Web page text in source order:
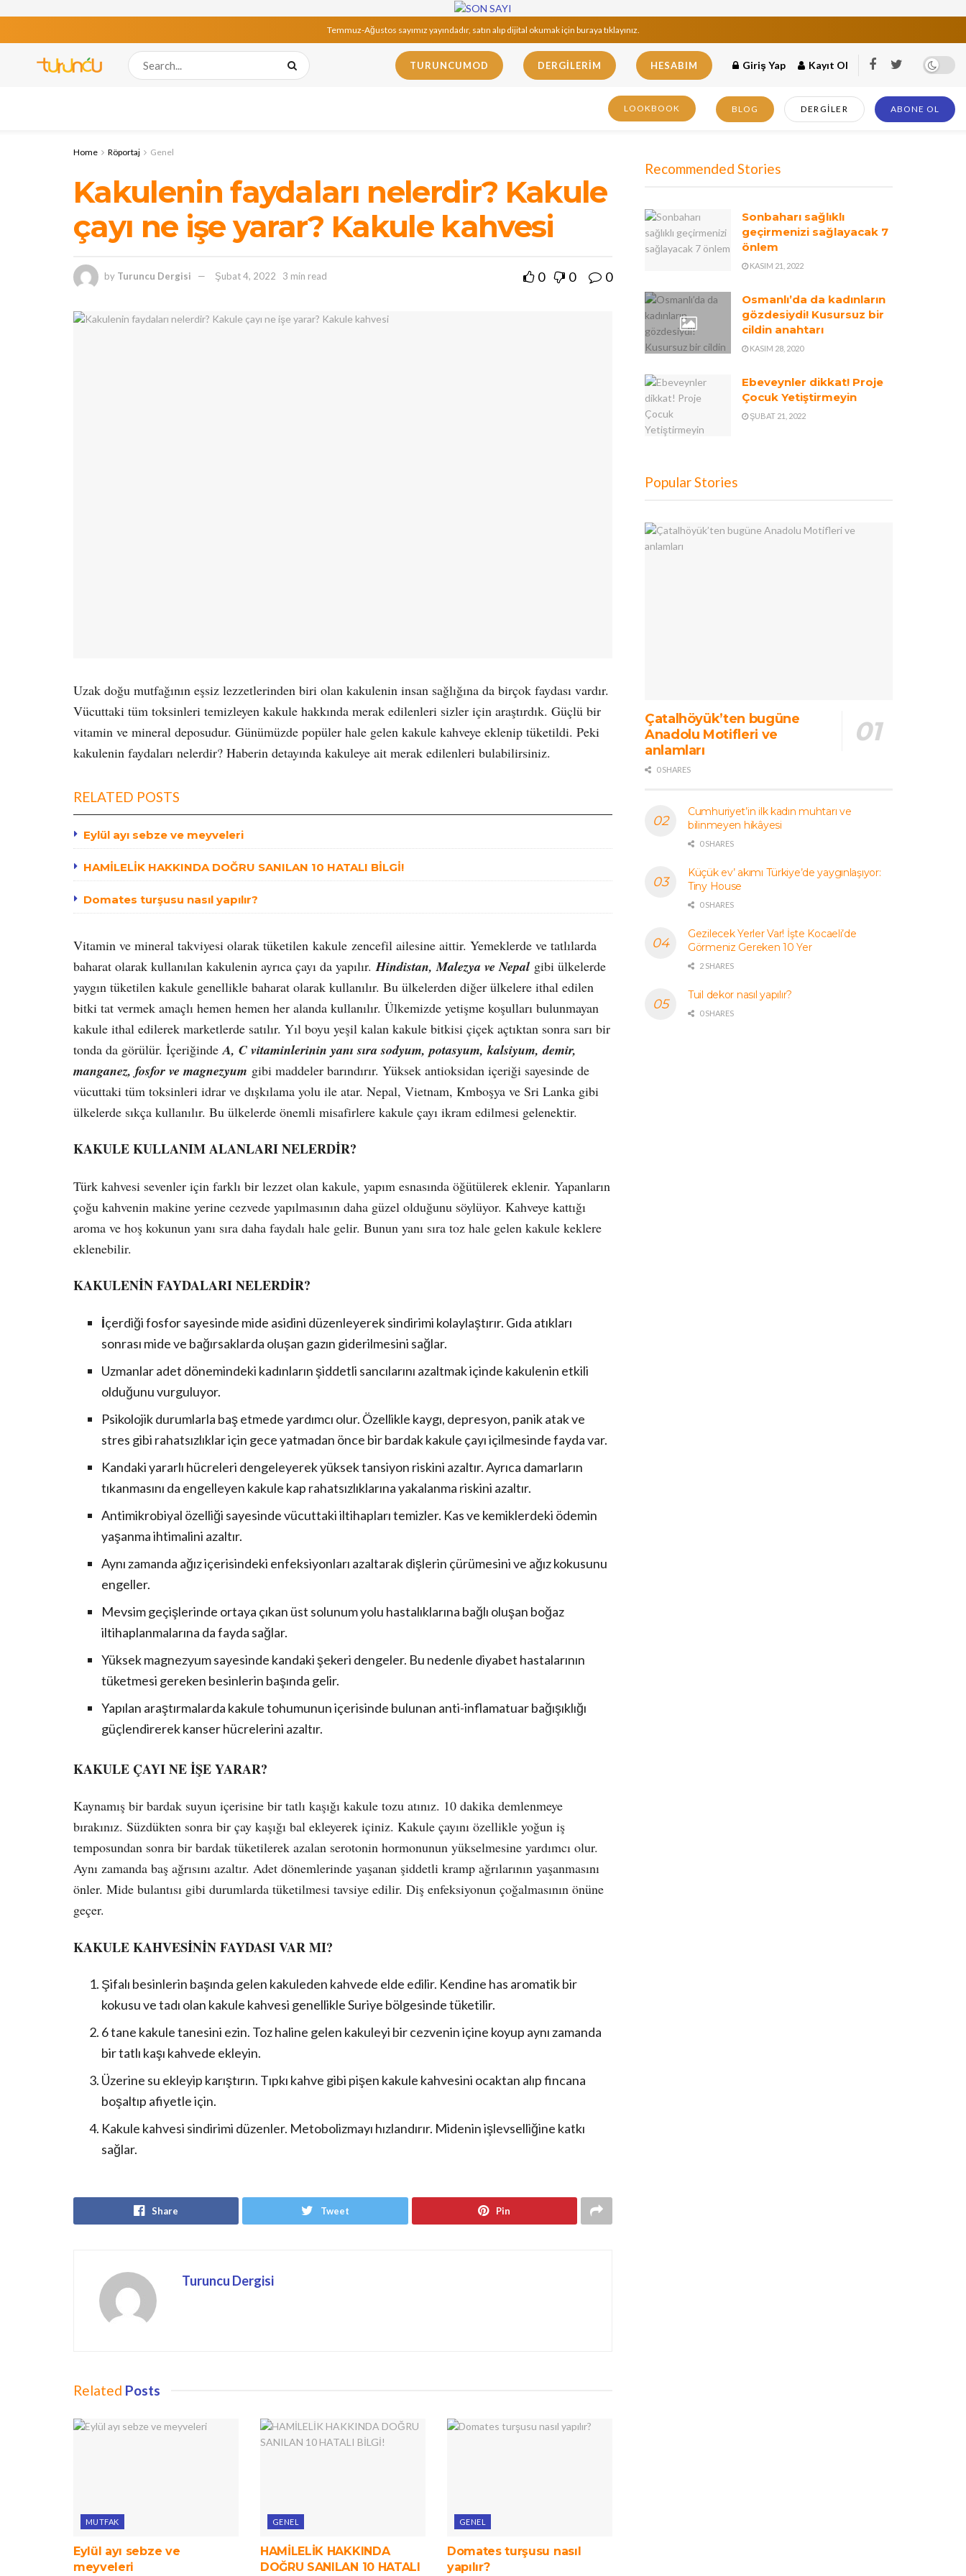
Temmuz-Ağustos sayımız yayındadır, satın alıp dijital okumak için buraya tıklayınız.
TURUNCUMOD DERGILERIM HESABIM Giriş Yap Kayıt Ol
LOOKBOOK BLOG DERGILER ABONE OL
Home Röportaj Genel
Kakulenin faydaları nelerdir? Kakule
çayı ne işe yarar? Kakule kahvesi
by Turuncu Dergisi Şubat 4, 2022 3 min read 0 0 0
Uzak doğu mutfağının eşsiz lezzetlerinden biri olan kakulenin insan sağlığına da birçok faydası vardır.
Vücuttaki tüm toksinleri temizleyen kakule hakkında merak edilenleri sizler için araştırdık. Güçlü bir
vitamin ve mineral deposudur. Günümüzde popüler hale gelen kakule kahveye eklenip tüketildi. Peki
kakulenin faydaları nelerdir? Haberin detayında kakuleye ait merak edilenleri bulabilirsiniz.
RELATED POSTS
Eylül ayı sebze ve meyveleri
HAMİLELİK HAKKINDA DOĞRU SANILAN 10 HATALI BİLGİ!
Domates turşusu nasıl yapılır?
Vitamin ve mineral takviyesi olarak tüketilen kakule zencefil ailesine aittir. Yemeklerde ve tatlılarda
baharat olarak kullanılan kakulenin ayrıca çayı da yapılır. Hindistan, Malezya ve Nepal gibi ülkelerde
yaygın tüketilen kakule genellikle baharat olarak kullanılır. Bu ülkelerden diğer ülkelere ithal edilen
bitki tat vermek amaçlı hemen hemen her alanda kullanılır. Ülkemizde yetişme koşulları bulunmayan
kakule ithal edilerek marketlerde satılır. Yıl boyu yeşil kalan kakule bitkisi çiçek açtıktan sonra sarı bir
tonda da görülür. İçeriğinde A, C vitaminlerinin yanı sıra sodyum, potasyum, kalsiyum, demir,
manganez, fosfor ve magnezyum gibi maddeler barındırır. Yüksek antioksidan içeriği sayesinde de
vücuttaki tüm toksinleri idrar ve dışkılama yolu ile atar. Nepal, Vietnam, Kmboşya ve Sri Lanka gibi
ülkelerde sıkça kullanılır. Bu ülkelerde önemli misafirlere kakule çayı ikram edilmesi gelenektir.
KAKULE KULLANIM ALANLARI NELERDİR?
Türk kahvesi sevenler için farklı bir lezzet olan kakule, yapım esnasında öğütülerek eklenir. Yapanların
çoğu kahvenin makine yerine cezvede yapılmasının daha güzel olduğunu söylüyor. Kahveye kattığı
aroma ve hoş kokunun yanı sıra daha faydalı hale gelir. Bunun yanı sıra toz hale gelen kakule keklere
eklenebilir.
KAKULENİN FAYDALARI NELERDİR?
İçerdiği fosfor sayesinde mide asidini düzenleyerek sindirimi kolaylaştırır. Gıda atıkları
sonrası mide ve bağırsaklarda oluşan gazın giderilmesini sağlar.
Uzmanlar adet dönemindeki kadınların şiddetli sancılarını azaltmak içinde kakulenin etkili
olduğunu vurguluyor.
Psikolojik durumlarla baş etmede yardımcı olur. Özellikle kaygı, depresyon, panik atak ve
stres gibi rahatsızlıklar için gece yatmadan önce bir bardak kakule çayı içilmesinde fayda var.
Kandaki yararlı hücreleri dengeleyerek yüksek tansiyon riskini azaltır. Ayrıca damarların
tıkanmasını da engelleyen kakule kap rahatsızlıklarına yakalanma riskini azaltır.
Antimikrobiyal özelliği sayesinde vücuttaki iltihapları temizler. Kas ve kemiklerdeki ödemin
yaşanma ihtimalini azaltır.
Aynı zamanda ağız içerisindeki enfeksiyonları azaltarak dişlerin çürümesini ve ağız kokusunu
engeller.
Mevsim geçişlerinde ortaya çıkan üst solunum yolu hastalıklarına bağlı oluşan boğaz
iltihaplanmalarına da fayda sağlar.
Yüksek magnezyum sayesinde kandaki şekeri dengeler. Bu nedenle diyabet hastalarının
tüketmesi gereken besinlerin başında gelir.
Yapılan araştırmalarda kakule tohumunun içerisinde bulunan anti-inflamatuar bağışıklığı
güçlendirerek kanser hücrelerini azaltır.
KAKULE ÇAYI NE İŞE YARAR?
Kaynamış bir bardak suyun içerisine bir tatlı kaşığı kakule tozu atınız. 10 dakika demlenmeye
bırakınız. Süzdükten sonra bir çay kaşığı bal ekleyerek içiniz. Kakule çayını özellikle yoğun iş
temposundan sonra bir bardak tüketilerek azalan serotonin hormonunun yükselmesine yardımcı olur.
Aynı zamanda baş ağrısını azaltır. Adet dönemlerinde yaşanan şiddetli kramp ağrılarının yaşanmasını
önler. Mide bulantısı gibi durumlarda tüketilmesi tavsiye edilir. Diş enfeksiyonun çoğalmasının önüne
geçer.
KAKULE KAHVESİNİN FAYDASI VAR MI?
Şifalı besinlerin başında gelen kakuleden kahvede elde edilir. Kendine has aromatik bir
kokusu ve tadı olan kakule kahvesi genellikle Suriye bölgesinde tüketilir.
6 tane kakule tanesini ezin. Toz haline gelen kakuleyi bir cezvenin içine koyup aynı zamanda
bir tatlı kaşı kahvede ekleyin.
Üzerine su ekleyip karıştırın. Tıpkı kahve gibi pişen kakule kahvesini ocaktan alıp fincana
boşaltıp afiyetle için.
Kakule kahvesi sindirimi düzenler. Metobolizmayı hızlandırır. Midenin işlevselliğine katkı
sağlar.
Share Tweet Pin
Turuncu Dergisi
Related Posts
MUTFAK
Eylül ayı sebze ve
meyveleri
GENEL
HAMİLELİK HAKKINDA
DOĞRU SANILAN 10 HATALI
GENEL
Domates turşusu nasıl
yapılır?
Recommended Stories
Sonbaharı sağlıklı
geçirmenizi sağlayacak 7
önlem
KASIM 21, 2022
Osmanlı’da da kadınların
gözdesiydi! Kusursuz bir
cildin anahtarı
KASIM 28, 2020
Ebeveynler dikkat! Proje
Çocuk Yetiştirmeyin
ŞUBAT 21, 2022
Popular Stories
Çatalhöyük’ten bugüne
Anadolu Motifleri ve
anlamları
0 SHARES
Cumhuriyet’in ilk kadın muhtarı ve
bilinmeyen hikâyesi
0 SHARES
Küçük ev’ akımı Türkiye’de yaygınlaşıyor:
Tiny House
0 SHARES
Gezilecek Yerler Var! İşte Kocaeli’de
Görmeniz Gereken 10 Yer
2 SHARES
Tuil dekor nasıl yapılır?
0 SHARES